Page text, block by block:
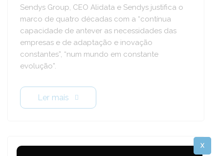
Sendys Group, CEO Alidata e Sendys justifica o
marco de quatro décadas com a “contínua
capacidade de antever as necessidades das
empresas e de adaptação e inovação
constantes”, “num mundo em constante
evolução”.
Ler mais
X